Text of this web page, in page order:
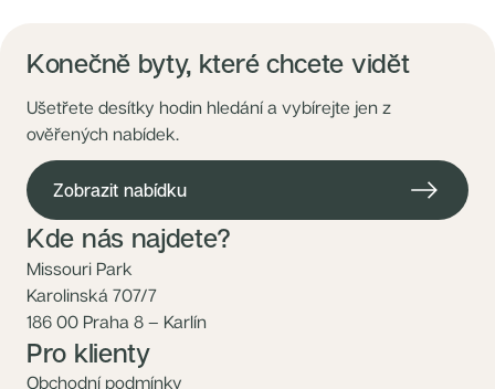
Konečně byty, které chcete vidět
Ušetřete desítky hodin hledání a vybírejte jen z
ověřených nabídek.
Zobrazit nabídku
Kde nás najdete?
Missouri Park
Karolinská 707/7
186 00 Praha 8 – Karlín
Pro klienty
Obchodní podmínky